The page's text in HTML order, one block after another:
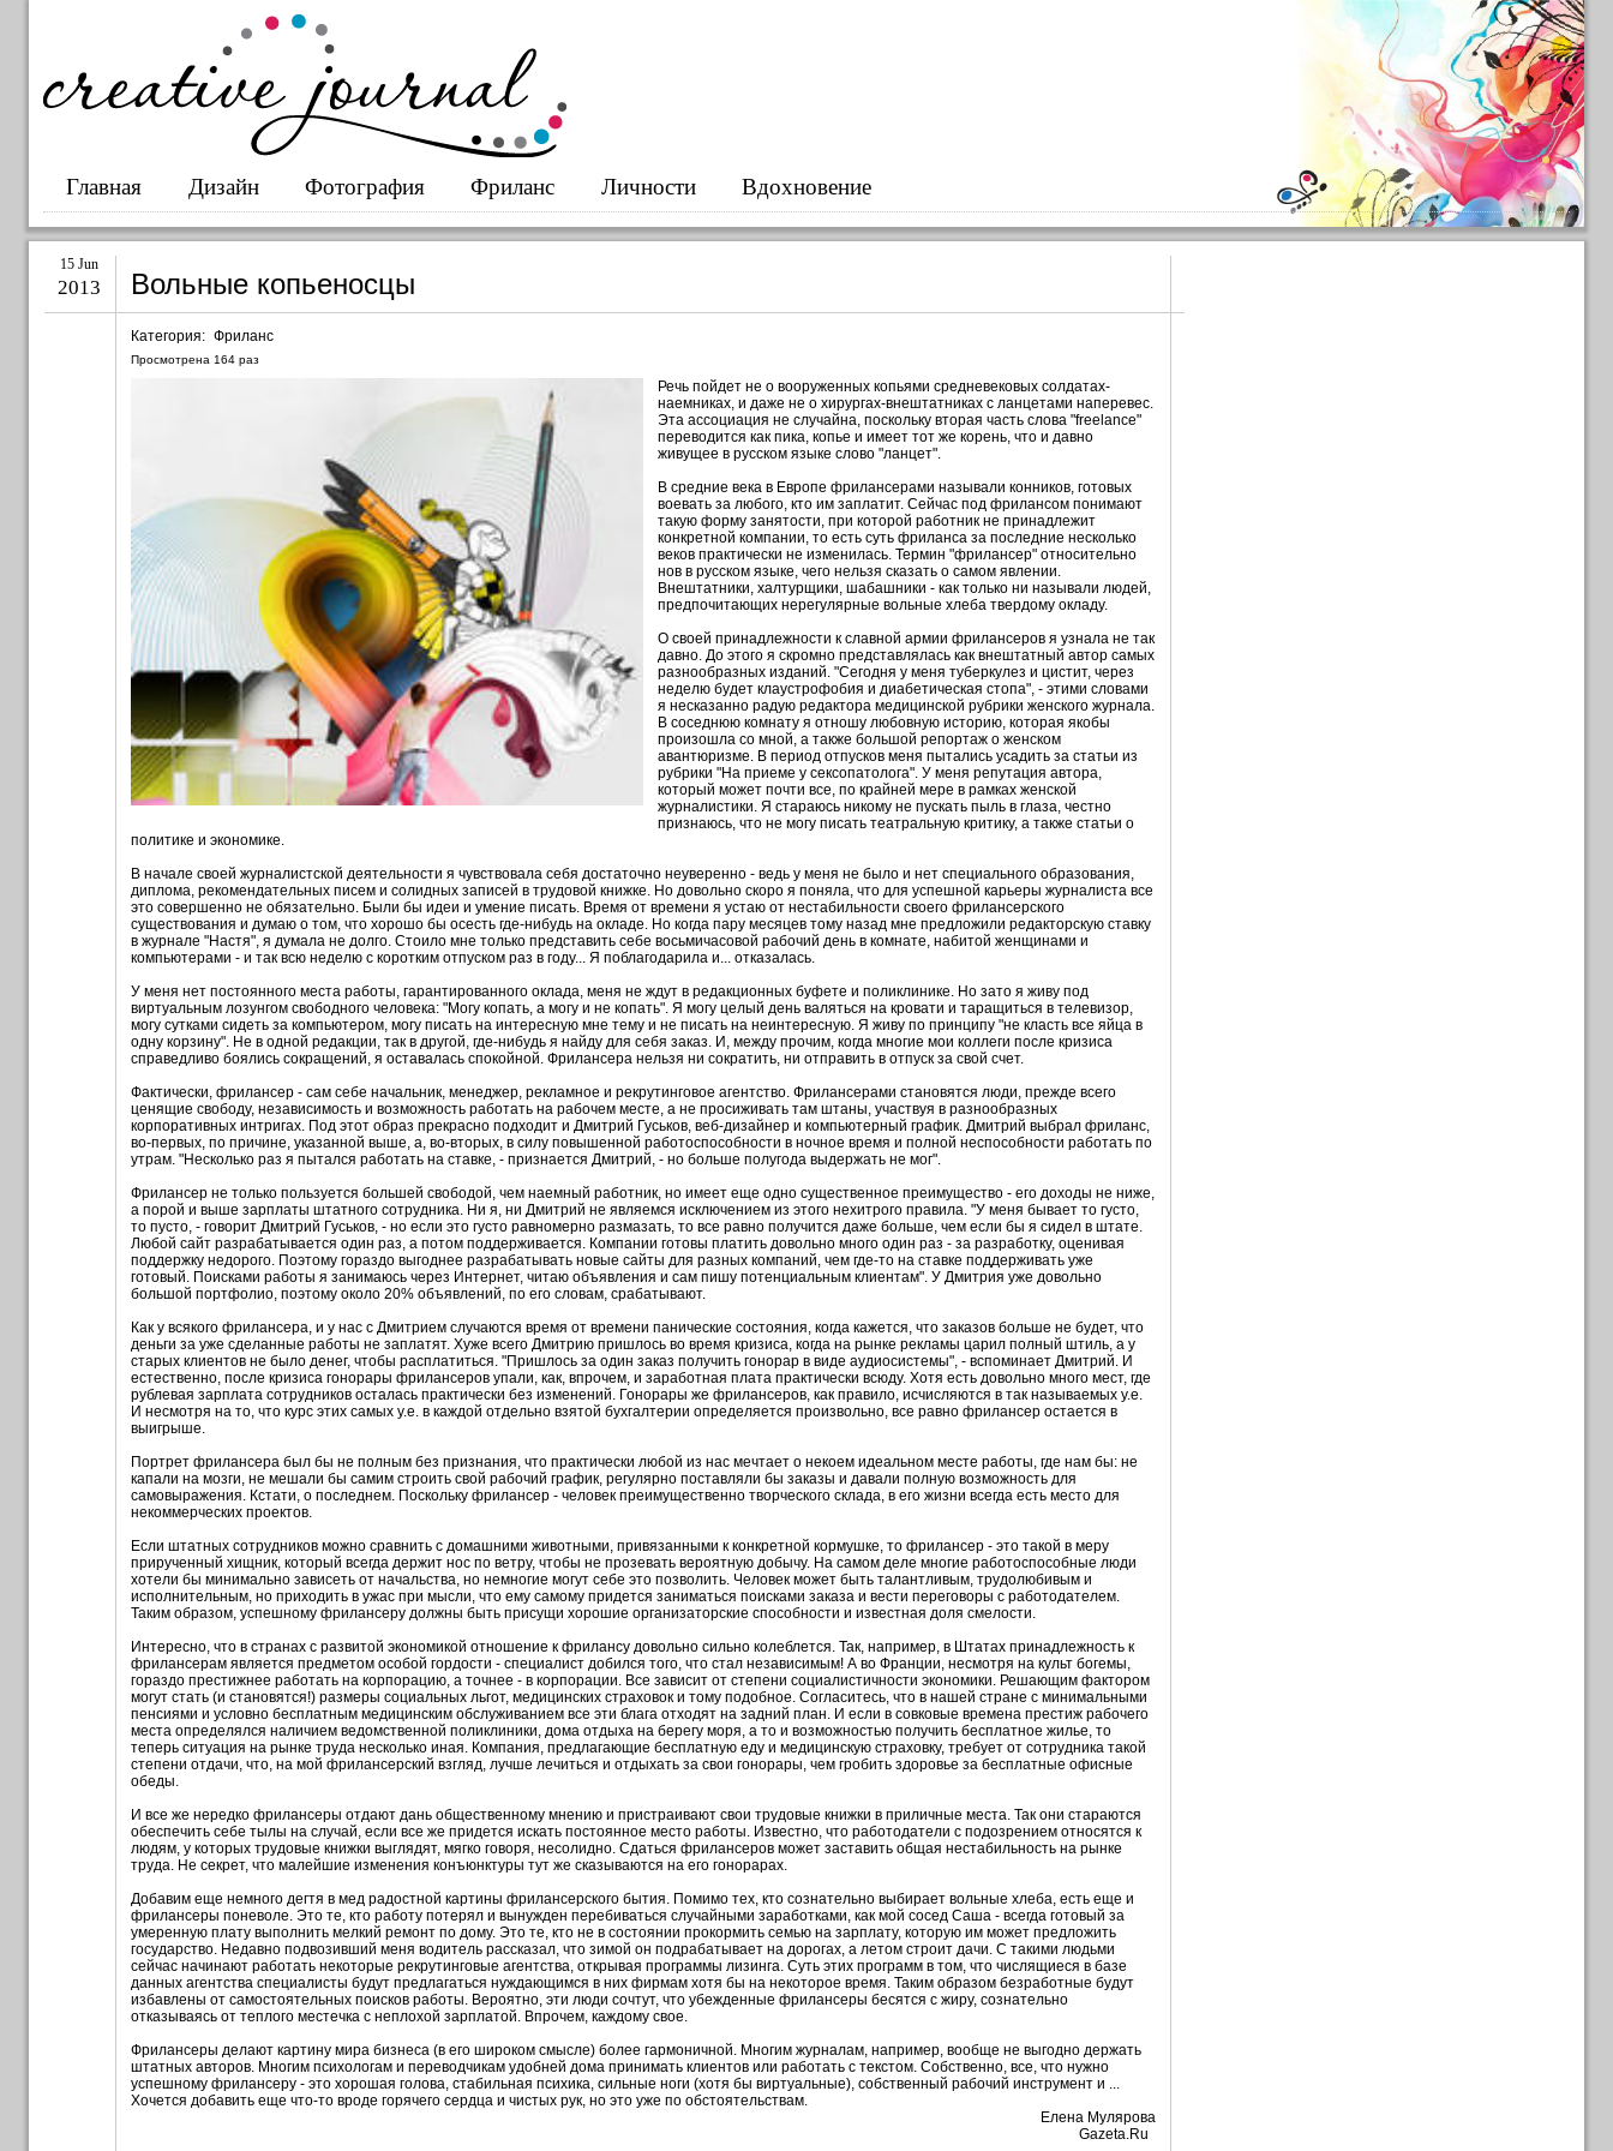
Главная Дизайн Фотография Фриланс Личности Вдохновение
15 Jun
2013 Вольные копьеносцы
Категория: Фриланс
Просмотрена 164 раз
Речь пойдет не о вооруженных копьями средневековых солдатах-
наемниках, и даже не о хирургах-внештатниках с ланцетами наперевес.
Эта ассоциация не случайна, поскольку вторая часть слова "freelance"
переводится как пика, копье и имеет тот же корень, что и давно
живущее в русском языке слово "ланцет".
В средние века в Европе фрилансерами называли конников, готовых
воевать за любого, кто им заплатит. Сейчас под фрилансом понимают
такую форму занятости, при которой работник не принадлежит
конкретной компании, то есть суть фриланса за последние несколько
веков практически не изменилась. Термин "фрилансер" относительно
нов в русском языке, чего нельзя сказать о самом явлении.
Внештатники, халтурщики, шабашники - как только ни называли людей,
предпочитающих нерегулярные вольные хлеба твердому окладу.
О своей принадлежности к славной армии фрилансеров я узнала не так
давно. До этого я скромно представлялась как внештатный автор самых
разнообразных изданий. "Сегодня у меня туберкулез и цистит, через
неделю будет клаустрофобия и диабетическая стопа", - этими словами
я несказанно радую редактора медицинской рубрики женского журнала.
В соседнюю комнату я отношу любовную историю, которая якобы
произошла со мной, а также большой репортаж о женском
авантюризме. В период отпусков меня пытались усадить за статьи из
рубрики "На приеме у сексопатолога". У меня репутация автора,
который может почти все, по крайней мере в рамках женской
журналистики. Я стараюсь никому не пускать пыль в глаза, честно
признаюсь, что не могу писать театральную критику, а также статьи о
политике и экономике.
В начале своей журналистской деятельности я чувствовала себя достаточно неуверенно - ведь у меня не было и нет специального образования,
диплома, рекомендательных писем и солидных записей в трудовой книжке. Но довольно скоро я поняла, что для успешной карьеры журналиста все
это совершенно не обязательно. Были бы идеи и умение писать. Время от времени я устаю от нестабильности своего фрилансерского
существования и думаю о том, что хорошо бы осесть где-нибудь на окладе. Но когда пару месяцев тому назад мне предложили редакторскую ставку
в журнале "Настя", я думала не долго. Стоило мне только представить себе восьмичасовой рабочий день в комнате, набитой женщинами и
компьютерами - и так всю неделю с коротким отпуском раз в году... Я поблагодарила и... отказалась.
У меня нет постоянного места работы, гарантированного оклада, меня не ждут в редакционных буфете и поликлинике. Но зато я живу под
виртуальным лозунгом свободного человека: "Могу копать, а могу и не копать". Я могу целый день валяться на кровати и таращиться в телевизор,
могу сутками сидеть за компьютером, могу писать на интересную мне тему и не писать на неинтересную. Я живу по принципу "не класть все яйца в
одну корзину". Не в одной редакции, так в другой, где-нибудь я найду для себя заказ. И, между прочим, когда многие мои коллеги после кризиса
справедливо боялись сокращений, я оставалась спокойной. Фрилансера нельзя ни сократить, ни отправить в отпуск за свой счет.
Фактически, фрилансер - сам себе начальник, менеджер, рекламное и рекрутинговое агентство. Фрилансерами становятся люди, прежде всего
ценящие свободу, независимость и возможность работать на рабочем месте, а не просиживать там штаны, участвуя в разнообразных
корпоративных интригах. Под этот образ прекрасно подходит и Дмитрий Гуськов, веб-дизайнер и компьютерный график. Дмитрий выбрал фриланс,
во-первых, по причине, указанной выше, а, во-вторых, в силу повышенной работоспособности в ночное время и полной неспособности работать по
утрам. "Несколько раз я пытался работать на ставке, - признается Дмитрий, - но больше полугода выдержать не мог".
Фрилансер не только пользуется большей свободой, чем наемный работник, но имеет еще одно существенное преимущество - его доходы не ниже,
а порой и выше зарплаты штатного сотрудника. Ни я, ни Дмитрий не являемся исключением из этого нехитрого правила. "У меня бывает то густо,
то пусто, - говорит Дмитрий Гуськов, - но если это густо равномерно размазать, то все равно получится даже больше, чем если бы я сидел в штате.
Любой сайт разрабатывается один раз, а потом поддерживается. Компании готовы платить довольно много один раз - за разработку, оценивая
поддержку недорого. Поэтому гораздо выгоднее разрабатывать новые сайты для разных компаний, чем где-то на ставке поддерживать уже
готовый. Поисками работы я занимаюсь через Интернет, читаю объявления и сам пишу потенциальным клиентам". У Дмитрия уже довольно
большой портфолио, поэтому около 20% объявлений, по его словам, срабатывают.
Как у всякого фрилансера, и у нас с Дмитрием случаются время от времени панические состояния, когда кажется, что заказов больше не будет, что
деньги за уже сделанные работы не заплатят. Хуже всего Дмитрию пришлось во время кризиса, когда на рынке рекламы царил полный штиль, а у
старых клиентов не было денег, чтобы расплатиться. "Пришлось за один заказ получить гонорар в виде аудиосистемы", - вспоминает Дмитрий. И
естественно, после кризиса гонорары фрилансеров упали, как, впрочем, и заработная плата практически всюду. Хотя есть довольно много мест, где
рублевая зарплата сотрудников осталась практически без изменений. Гонорары же фрилансеров, как правило, исчисляются в так называемых у.е.
И несмотря на то, что курс этих самых у.е. в каждой отдельно взятой бухгалтерии определяется произвольно, все равно фрилансер остается в
выигрыше.
Портрет фрилансера был бы не полным без признания, что практически любой из нас мечтает о некоем идеальном месте работы, где нам бы: не
капали на мозги, не мешали бы самим строить свой рабочий график, регулярно поставляли бы заказы и давали полную возможность для
самовыражения. Кстати, о последнем. Поскольку фрилансер - человек преимущественно творческого склада, в его жизни всегда есть место для
некоммерческих проектов.
Если штатных сотрудников можно сравнить с домашними животными, привязанными к конкретной кормушке, то фрилансер - это такой в меру
прирученный хищник, который всегда держит нос по ветру, чтобы не прозевать вероятную добычу. На самом деле многие работоспособные люди
хотели бы минимально зависеть от начальства, но немногие могут себе это позволить. Человек может быть талантливым, трудолюбивым и
исполнительным, но приходить в ужас при мысли, что ему самому придется заниматься поисками заказа и вести переговоры с работодателем.
Таким образом, успешному фрилансеру должны быть присущи хорошие организаторские способности и известная доля смелости.
Интересно, что в странах с развитой экономикой отношение к фрилансу довольно сильно колеблется. Так, например, в Штатах принадлежность к
фрилансерам является предметом особой гордости - специалист добился того, что стал независимым! А во Франции, несмотря на культ богемы,
гораздо престижнее работать на корпорацию, а точнее - в корпорации. Все зависит от степени социалистичности экономики. Решающим фактором
могут стать (и становятся!) размеры социальных льгот, медицинских страховок и тому подобное. Согласитесь, что в нашей стране с минимальными
пенсиями и условно бесплатным медицинским обслуживанием все эти блага отходят на задний план. И если в совковые времена престиж рабочего
места определялся наличием ведомственной поликлиники, дома отдыха на берегу моря, а то и возможностью получить бесплатное жилье, то
теперь ситуация на рынке труда несколько иная. Компания, предлагающие бесплатную еду и медицинскую страховку, требует от сотрудника такой
степени отдачи, что, на мой фрилансерский взгляд, лучше лечиться и отдыхать за свои гонорары, чем гробить здоровье за бесплатные офисные
обеды.
И все же нередко фрилансеры отдают дань общественному мнению и пристраивают свои трудовые книжки в приличные места. Так они стараются
обеспечить себе тылы на случай, если все же придется искать постоянное место работы. Известно, что работодатели с подозрением относятся к
людям, у которых трудовые книжки выглядят, мягко говоря, несолидно. Сдаться фрилансеров может заставить общая нестабильность на рынке
труда. Не секрет, что малейшие изменения конъюнктуры тут же сказываются на его гонорарах.
Добавим еще немного дегтя в мед радостной картины фрилансерского бытия. Помимо тех, кто сознательно выбирает вольные хлеба, есть еще и
фрилансеры поневоле. Это те, кто работу потерял и вынужден перебиваться случайными заработками, как мой сосед Саша - всегда готовый за
умеренную плату выполнить мелкий ремонт по дому. Это те, кто не в состоянии прокормить семью на зарплату, которую им может предложить
государство. Недавно подвозивший меня водитель рассказал, что зимой он подрабатывает на дорогах, а летом строит дачи. С такими людьми
сейчас начинают работать некоторые рекрутинговые агентства, открывая программы лизинга. Суть этих программ в том, что числящиеся в базе
данных агентства специалисты будут предлагаться нуждающимся в них фирмам хотя бы на некоторое время. Таким образом безработные будут
избавлены от самостоятельных поисков работы. Вероятно, эти люди сочтут, что убежденные фрилансеры бесятся с жиру, сознательно
отказываясь от теплого местечка с неплохой зарплатой. Впрочем, каждому свое.
Фрилансеры делают картину мира бизнеса (в его широком смысле) более гармоничной. Многим журналам, например, вообще не выгодно держать
штатных авторов. Многим психологам и переводчикам удобней дома принимать клиентов или работать с текстом. Собственно, все, что нужно
успешному фрилансеру - это хорошая голова, стабильная психика, сильные ноги (хотя бы виртуальные), собственный рабочий инструмент и ...
Хочется добавить еще что-то вроде горячего сердца и чистых рук, но это уже по обстоятельствам.
Елена Мулярова
Gazeta.Ru